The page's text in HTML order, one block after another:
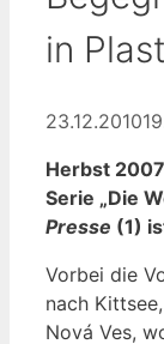
in
23.12.2010
Herbst
Serie „Die
Presse (1)
Vorbei die
nach
Nová Ves,